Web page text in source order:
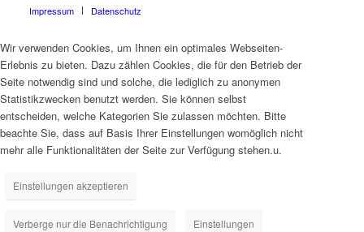
Impressum
Datenschutz
Wir verwenden Cookies, um Ihnen ein optimales Webseiten-
Erlebnis zu bieten. Dazu zählen Cookies, die für den Betrieb der
Seite notwendig sind und solche, die lediglich zu anonymen
Statistikzwecken benutzt werden. Sie können selbst
entscheiden, welche Kategorien Sie zulassen möchten. Bitte
beachte Sie, dass auf Basis Ihrer Einstellungen womöglich nicht
mehr alle Funktionalitäten der Seite zur Verfügung stehen.u.
Einstellungen akzeptieren
Verberge nur die Benachrichtigung Einstellungen